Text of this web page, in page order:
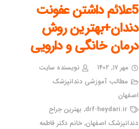
5علائم داشتن عفونت
دندان+بهترین روش
درمان خانگی و دارویی
مهر ۱۷, ۱۴۰۲
نویسنده سایت
مطالب آموزشی دندانپزشک
اصفهان
drf-heydari.ir
, بهترین جراح
دندانپزشک اصفهان,خانم دکتر فاطمه